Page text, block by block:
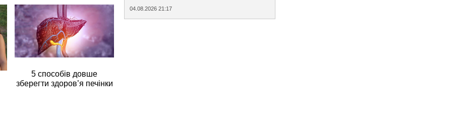
5 способів довше
зберегти здоров’я печінки
04.08.2026 21:17